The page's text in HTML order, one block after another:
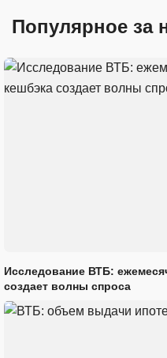
Популярное за
Исследование ВТБ:
создает волны спроса